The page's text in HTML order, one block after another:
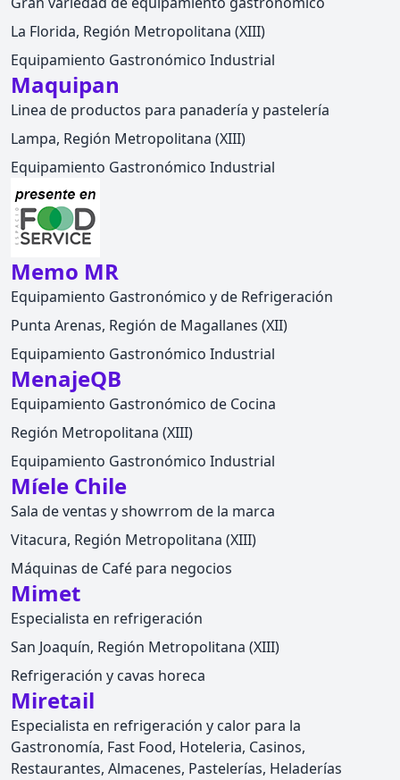
La Florida, Región Metropolitana (XIII)
Equipamiento Gastronómico Industrial
Maquipan
Linea de productos para panadería y pastelería
Lampa, Región Metropolitana (XIII)
Equipamiento Gastronómico Industrial
Memo MR
Equipamiento Gastronómico y de Refrigeración
Punta Arenas, Región de Magallanes (XII)
Equipamiento Gastronómico Industrial
MenajeQB
Equipamiento Gastronómico de Cocina
Región Metropolitana (XIII)
Equipamiento Gastronómico Industrial
Míele Chile
Sala de ventas y showrrom de la marca
Vitacura, Región Metropolitana (XIII)
Máquinas de Café para negocios
Mimet
Especialista en refrigeración
San Joaquín, Región Metropolitana (XIII)
Refrigeración y cavas horeca
Miretail
Especialista en refrigeración y calor para la
Gastronomía, Fast Food, Hoteleria, Casinos,
Restaurantes, Almacenes, Pastelerías, Heladerías